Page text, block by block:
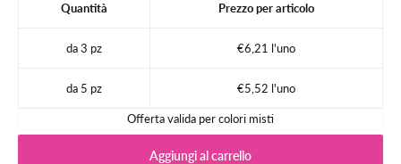
Quantità Prezzo per articolo
da 3 pz €6,21 l'uno
da 5 pz €5,52 l'uno
Offerta valida per colori misti
Aggiungi al carrello